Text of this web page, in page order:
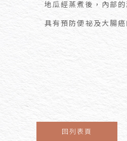
地瓜經蒸煮後，內部
具有預防便祕及大腸
回列表頁